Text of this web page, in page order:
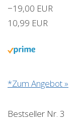
−19,00 EUR
10,99 EUR
*Zum Angebot »
Bestseller Nr. 3